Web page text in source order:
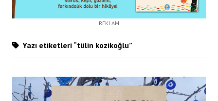
REKLAM
Yazı etiketleri “tülin kozikoğlu”